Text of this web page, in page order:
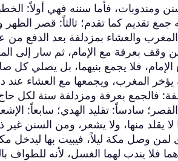
ومندوبات، فأما سننه فهي أولاً:
تقديم كما تقدم؛ ثالثاً: قصر
والعشاء بمزدلفة بعد الدفع من
وقف بعرفة مع الإمام، ثم سار إلى
فلا يجمع بنيهما، بل يصلي كل
يؤخر المغرب، ويجمعها مع العشاء
فالجمع بعرفة ومزدلفة سنة لكل
سادساً: تقليد الهدي؛ سابعاً:
يقلد منها، ولا يشعر، ومن السنن غير
وصل مكة ليلاً، فيبيت بها ليدخل
فلا يندب لهما الغسل، لأنه للطواف